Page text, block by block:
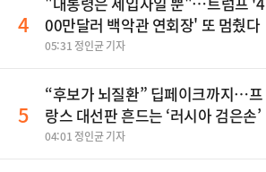
4
00만달러 백악관 연회장' 또 멈췄다
05:31 정인균 기자
5
“후보가 뇌질환” 딥페이크까지…프
랑스 대선판 흔드는 ‘러시아 검은손’
04:01 정인균 기자